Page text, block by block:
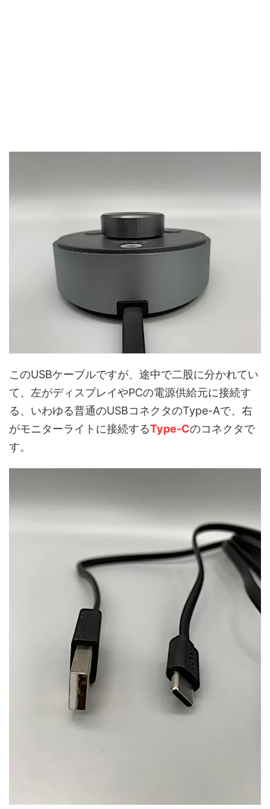
このUSBケーブルですが、途中で二股に分かれてい
て、左がディスプレイやPCの電源供給元に接続す
る、いわゆる普通のUSBコネクタのType-Aで、右
がモニターライトに接続するType-Cのコネクタで
す。